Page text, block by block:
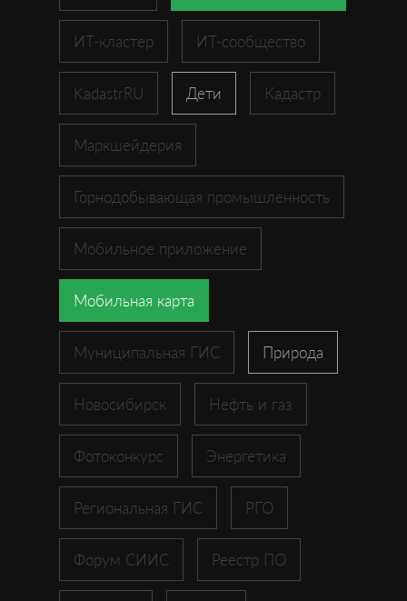
ИТ-кластер ИТ-сообщество
KadastrRU Дети Кадастр
Маркшейдерия
Горнодобывающая промышленность
Мобильное приложение
Мобильная карта
Муниципальная ГИС Природа
Новосибирск Нефть и газ
Фотоконкурс Энергетика
Региональная ГИС РГО
Форум СИИС Реестр ПО